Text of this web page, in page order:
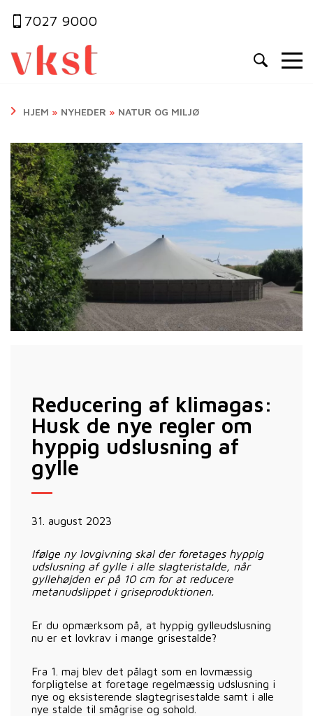
7027 9000
HJEM » NYHEDER » NATUR OG MILJØ
Reducering af klimagas:
Husk de nye regler om
hyppig udslusning af
gylle
31. august 2023
Ifølge ny lovgivning skal der foretages hyppig
udslusning af gylle i alle slagteristalde, når
gyllehøjden er på 10 cm for at reducere
metanudslippet i griseproduktionen.
Er du opmærksom på, at hyppig gylleudslusning
nu er et lovkrav i mange grisestalde?
Fra 1. maj blev det pålagt som en lovmæssig
forpligtelse at foretage regelmæssig udslusning i
nye og eksisterende slagtegrisestalde samt i alle
nye stalde til smågrise og sohold.